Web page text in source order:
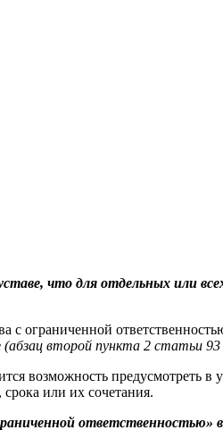
что для отдельных или
с ограниченной
(абзац второй пункта 2 статьи
возможность предусмотреть в
или их сочетания.
ответственностью»